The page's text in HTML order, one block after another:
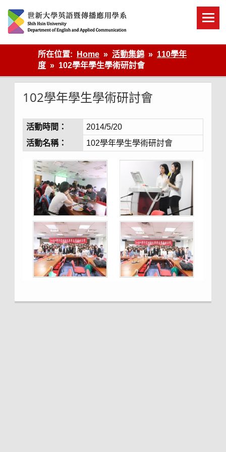
content
英語傳播
所在位置:
Home 活動集錦
110學年
度
102學年學生學術研討會
102學年學生學術研討會
活動時間：
2014/5/20
活動名稱：
102學年學生學術研討會